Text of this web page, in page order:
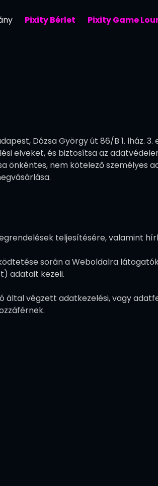
Pixity Bérlet Pixity Game
Dózsa György út 86/B 1. lház. 3.
elveket, és biztosítsa az
önkéntes, nem kötelező személyes
teljesítésére, valamint
során a Weboldalra
adatait kezeli.
által végzett adatkezelési, vagy